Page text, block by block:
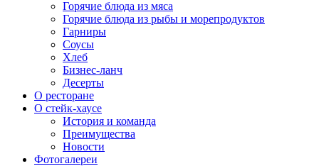
Горячие блюда из мяса
Горячие блюда из рыбы и морепродуктов
Гарниры
Соусы
Хлеб
Бизнес-ланч
Десерты
О ресторане
О стейк-хаусе
История и команда
Преимущества
Новости
Фотогалереи